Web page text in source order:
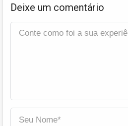
Deixe um comentário